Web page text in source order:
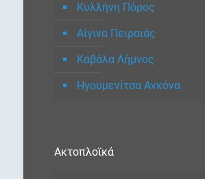
Κυλλήνη Πόρος
Αίγινα Πειραιάς
Καβάλα Λήμνος
Ηγουμενίτσα Ανκόνα
Ακτοπλοϊκά